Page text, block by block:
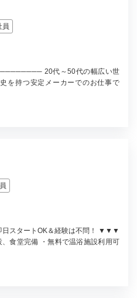
員
20代～50代の幅広い世
を持つ安定メーカーでのお仕事で
日スタートOK＆経験は不問！ ▼▼▼
食堂完備 ・無料で温浴施設利用可